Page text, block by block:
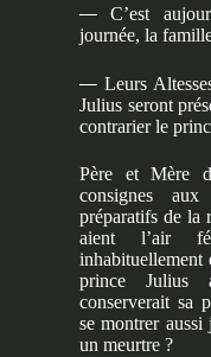
—C’est
journée, la
—Leurs
Julius seront
contrarier le
Père et Mère
consignes
préparatifs de la
aient l’air
inhabituellement
prince Julius
conserverait sa
se montrer
un meurtre ?